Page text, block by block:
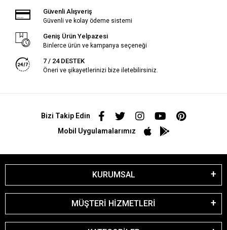
Güvenli Alışveriş
Güvenli ve kolay ödeme sistemi
Geniş Ürün Yelpazesi
Binlerce ürün ve kampanya seçeneği
7 / 24 DESTEK
Öneri ve şikayetlerinizi bize iletebilirsiniz.
Bizi Takip Edin
Mobil Uygulamalarımız
KURUMSAL
MÜŞTERİ HİZMETLERİ